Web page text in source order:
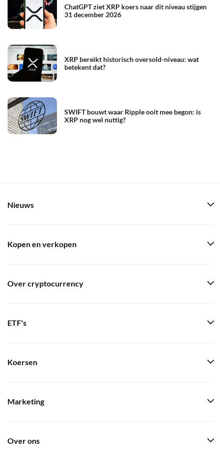
ChatGPT ziet XRP koers naar dit niveau stijgen
31 december 2026
XRP bereikt historisch oversold-niveau: wat
betekent dat?
SWIFT bouwt waar Ripple ooit mee begon: is
XRP nog wel nuttig?
Nieuws
Kopen en verkopen
Over cryptocurrency
ETF's
Koersen
Marketing
Over ons